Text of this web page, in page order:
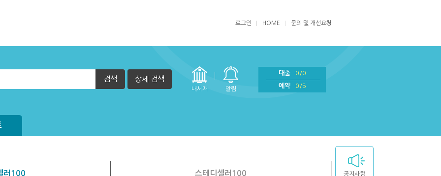
로그인 HOME 문의 및 개선요청
검색 상세 검색
내서재 알림
대출
0/0
예약
0/5
공지사항
러100 스테디셀러100